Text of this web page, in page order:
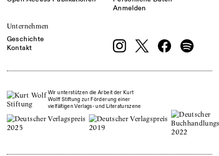
Anmelden
Unternehmen
Geschichte
Kontakt
Wir unterstützen die Arbeit der Kurt
Wolff Stiftung zur Förderung einer
vielfältigen Verlags- und Literaturszene